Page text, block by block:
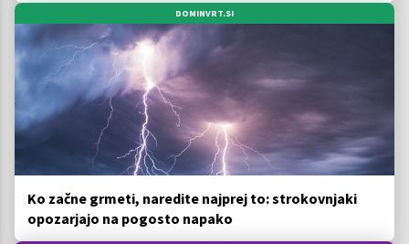
DOMINVRT.SI
Ko začne grmeti, naredite najprej to: strokovnjaki
opozarjajo na pogosto napako